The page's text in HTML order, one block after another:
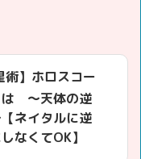
術】ホロスコー
は ～天体の逆
ネイタルに逆
なくてOK】